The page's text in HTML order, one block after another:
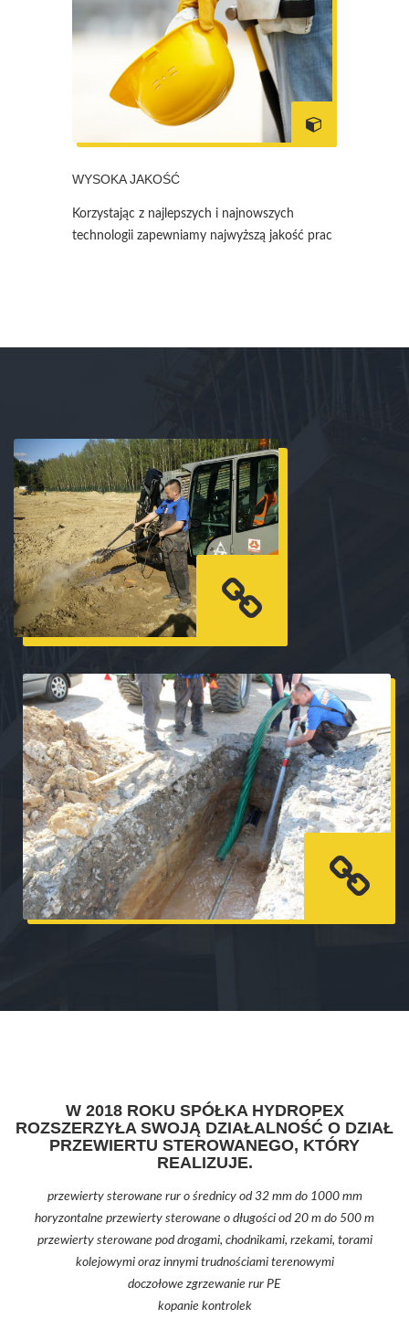
WYSOKA JAKOŚĆ
Korzystając z najlepszych i najnowszych
technologii zapewniamy najwyższą jakość prac
W 2018 ROKU SPÓŁKA HYDROPEX
ROZSZERZYŁA SWOJĄ DZIAŁALNOŚĆ O DZIAŁ
PRZEWIERTU STEROWANEGO, KTÓRY
REALIZUJE.
przewierty sterowane rur o średnicy od 32 mm do 1000 mm
horyzontalne przewierty sterowane o długości od 20 m do 500 m
przewierty sterowane pod drogami, chodnikami, rzekami, torami
kolejowymi oraz innymi trudnościami terenowymi
doczołowe zgrzewanie rur PE
kopanie kontrolek